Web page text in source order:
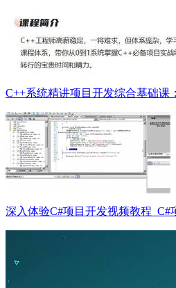
C++系统精讲项目开发综合基础课
深入体验C#项目开发视频教程_C#